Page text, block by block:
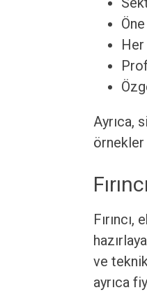
Ayrıca,
örnekler
ve
ayrıca